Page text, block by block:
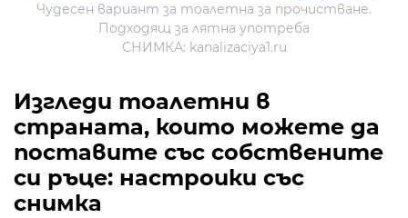
Чудесен вариант за тоалетна за прочистване.
Подходящ за лятна употреба
СНИМКА: kanalizaciya1.ru
Изгледи тоалетни в
страната, които можете да
поставите със собствените
си ръце: настроики със
снимка